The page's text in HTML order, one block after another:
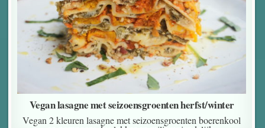
Vegan lasagne met seizoensgroenten herfst/winter
Vegan 2 kleuren lasagne met seizoensgroenten boerenkool